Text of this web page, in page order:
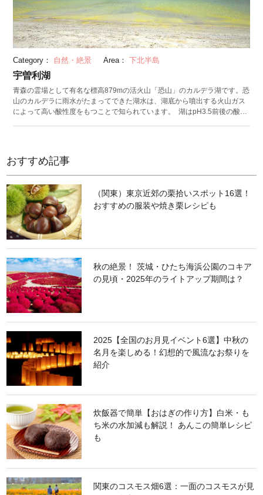
Category： 自然・絶景 Area： 下北半島
宇曽利湖
青森の霊場として有名な標高879mの活火山「恐山」のカルデラ湖です。恐
山のカルデラに雨水がたまってできた湖水は、湖底から噴出する火山ガス
によって高い酸性度をもつことで知られています。 湖はpH3.5前後の酸性
すむウグイは宇曽利湖では生きられません。 恐山の山門の奥、地蔵殿わき
に広がる「地獄」のなかにある宇曽利湖。火山岩でできた岩場を抜けた先
に広がる白い砂浜は、その美しさから「極楽浜」と呼ばれています。 透き
通ったエメラルドグリーンの宇曽利湖と白い極楽浜がおりなす空間は、岩
場の多い恐山においてはまるで極楽。そんな風景とは裏腹に、たちこめる
硫黄臭や砂浜に積まれた石が非日常的な雰囲気をかもしだします。 （写
真：青森県） （公開日：2024/6/28 最終更新日：2024/6/28）
おすすめ記事
（関東）東京近郊の栗拾いスポット16選！
おすすめの服装や焼き栗レシピも
秋の絶景！ 茨城・ひたち海浜公園のコキア
の見頃・2025年のライトアップ期間は？
2025【全国のお月見イベント6選】中秋の
名月を楽しめる！幻想的で風流なお祭りを
紹介
炊飯器で簡単【おはぎの作り方】白米・も
ち米の水加減も解説！ あんこの簡単レシピ
も
関東のコスモス畑6選：一面のコスモスが見